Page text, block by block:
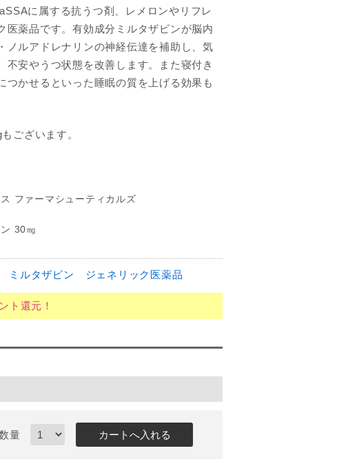
に属する抗うつ剤、レメロンやリフレ
医薬品です。有効成分ミルタザピンが脳内
ノルアドレナリンの神経伝達を補助し、気
不安やうつ状態を改善します。また寝付き
つかせるといった睡眠の質を上げる効果も
ございます。
ファーマシューティカルズ
30㎎
ミルタザピン ジェネリック医薬品
ト還元！
量